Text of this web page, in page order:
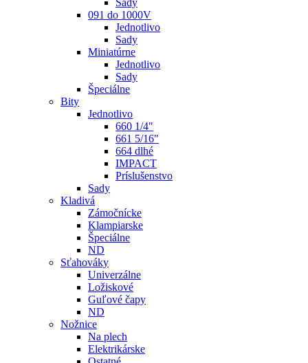
Sady
091 do 1000V
Jednotlivo
Sady
Miniatúrne
Jednotlivo
Sady
Špeciálne
Bity
Jednotlivo
660 1/4"
661 5/16"
664 dlhé
IMPACT
Príslušenstvo
Sady
Kladivá
Zámočnícke
Klampiarske
Špeciálne
ND
Sťahováky
Univerzálne
Ložiskové
Guľové čapy
ND
Nožnice
Na plech
Elektrikárske